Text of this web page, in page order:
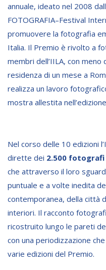
MEDIA
Foto
Video
Audio
Catalogo
Pubblicazioni
OPPORTUNITÀ
Bandi
Borse di studio
Alta Formazione
annuale, ideato nel 2008
FOTOGRAFIA–Festival
promuovere la fotografia
Italia. Il Premio è rivolto a
membri dell’IILA, con meno
residenza di un mese a
realizza un lavoro
mostra allestita
Nel corso delle 10 edizioni
dirette dei 2.500
che attraverso il loro
puntuale e a volte inedita
contemporanea, della città
interiori. Il racconto
ricostruito lungo le pareti
con una periodizzazione
varie edizioni del Premio.